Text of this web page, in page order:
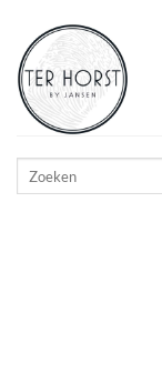
naar
inhoud
Zoeken